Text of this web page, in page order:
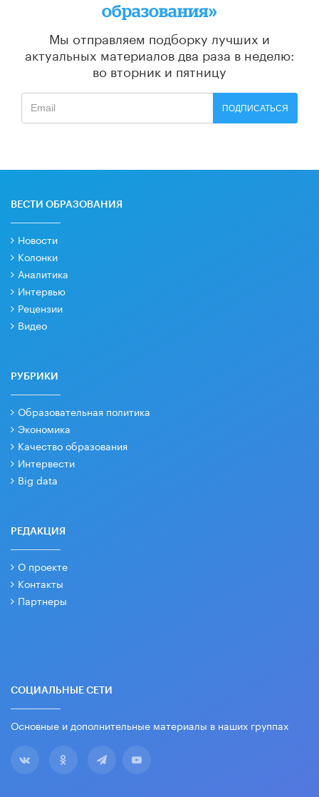
образования»
Мы отправляем подборку лучших и
актуальных материалов два раза в неделю:
во вторник и пятницу
ПОДПИСАТЬСЯ
ВЕСТИ ОБРАЗОВАНИЯ
Новости
Колонки
Аналитика
Интервью
Рецензии
Видео
РУБРИКИ
Образовательная политика
Экономика
Качество образования
Интервести
Big data
РЕДАКЦИЯ
О проекте
Контакты
Партнеры
СОЦИАЛЬНЫЕ СЕТИ
Основные и дополнительные материалы в наших группах